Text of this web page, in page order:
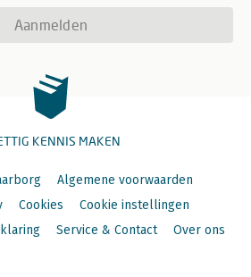
Aanmelden
KENNIS MAKEN
Algemene voorwaarden
Cookies
Cookie instellingen
Service & Contact Over ons